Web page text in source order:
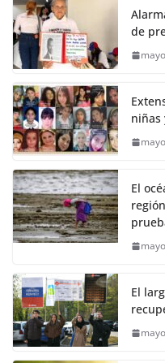
de
niñas
El
El